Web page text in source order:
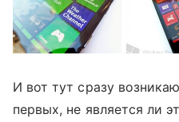
И вот тут сразу
первых, не является ли